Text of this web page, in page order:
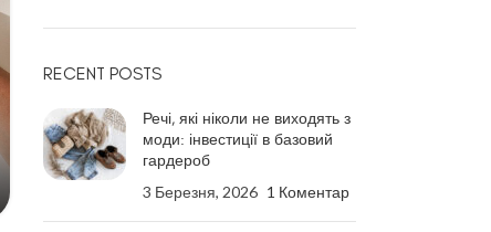
RECENT POSTS
Речі, які ніколи не виходять з
моди: інвестиції в базовий
гардероб
3 Березня, 2026 1 Коментар